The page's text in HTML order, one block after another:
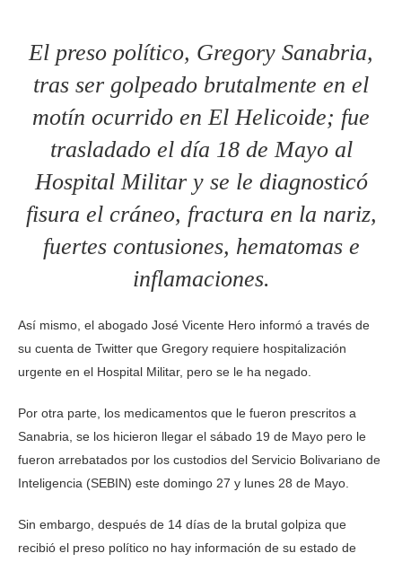
El preso político, Gregory Sanabria,
tras ser golpeado brutalmente en el
motín ocurrido en El Helicoide; fue
trasladado el día 18 de Mayo al
Hospital Militar y se le diagnosticó
fisura el cráneo, fractura en la nariz,
fuertes contusiones, hematomas e
inflamaciones.
Así mismo, el abogado José Vicente Hero informó a través de
su cuenta de Twitter que Gregory requiere hospitalización
urgente en el Hospital Militar, pero se le ha negado.
Por otra parte, los medicamentos que le fueron prescritos a
Sanabria, se los hicieron llegar el sábado 19 de Mayo pero le
fueron arrebatados por los custodios del Servicio Bolivariano de
Inteligencia (SEBIN) este domingo 27 y lunes 28 de Mayo.
Sin embargo, después de 14 días de la brutal golpiza que
recibió el preso político no hay información de su estado de